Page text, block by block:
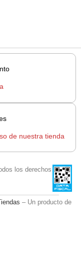
de nuestra tienda
los derechos
– Un producto de